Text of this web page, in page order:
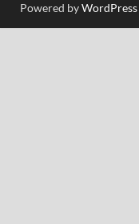
Powered byWordPress